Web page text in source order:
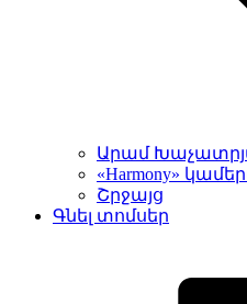
Արամ
«Harmony»
Շրջայց
Գնել տոմսեր